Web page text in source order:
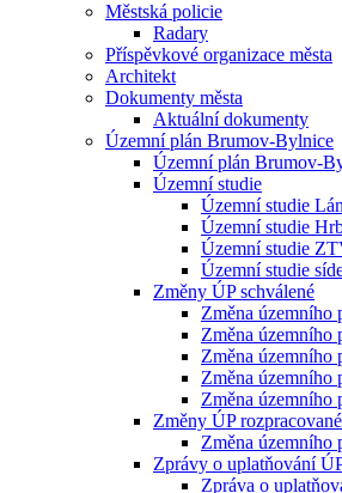
Městská policie
Radary
Příspěvkové organizace města
Architekt
Dokumenty města
Aktuální dokumenty
Územní plán Brumov-Bylnice
Územní plán Brumov-
Územní studie
Územní studie
Územní studie
Územní studie
Územní studie
Změny ÚP schválené
Změna územního
Změna územního
Změna územního
Změna územního
Změna územního
Změny ÚP rozpracované
Změna územního
Zprávy o uplatňování
Zpráva o